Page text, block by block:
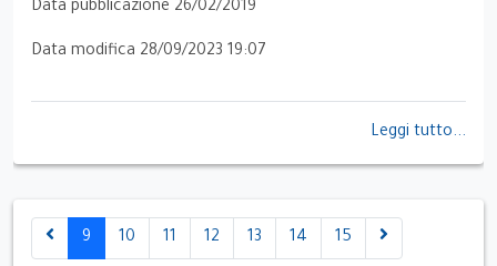
Data pubblicazione 26/02/2019
Data modifica 28/09/2023 19:07
Leggi tutto...
9 10 11 12 13 14 15